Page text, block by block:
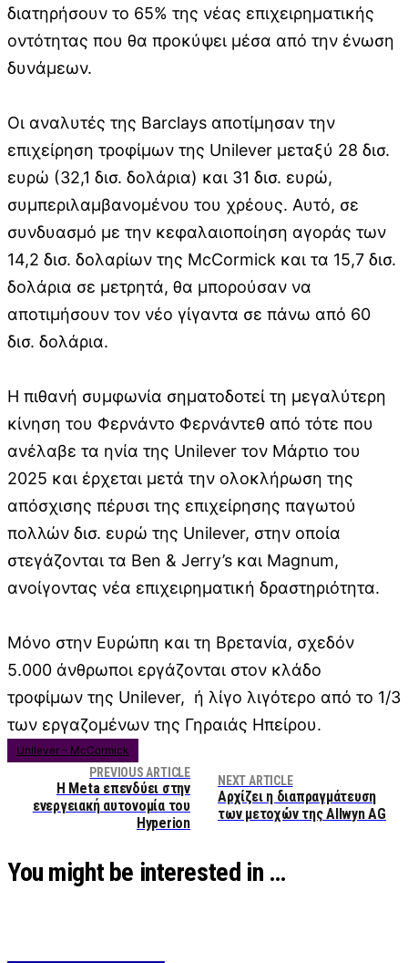
διατηρήσουν το 65% της νέας επιχειρηματικής
οντότητας που θα προκύψει μέσα από την ένωση
δυνάμεων.
Οι αναλυτές της Barclays αποτίμησαν την
επιχείρηση τροφίμων της Unilever μεταξύ 28 δισ.
ευρώ (32,1 δισ. δολάρια) και 31 δισ. ευρώ,
συμπεριλαμβανομένου του χρέους. Αυτό, σε
συνδυασμό με την κεφαλαιοποίηση αγοράς των
14,2 δισ. δολαρίων της McCormick και τα 15,7 δισ.
δολάρια σε μετρητά, θα μπορούσαν να
αποτιμήσουν τον νέο γίγαντα σε πάνω από 60
δισ. δολάρια.
Η πιθανή συμφωνία σηματοδοτεί τη μεγαλύτερη
κίνηση του Φερνάντο Φερνάντεθ από τότε που
ανέλαβε τα ηνία της Unilever τον Μάρτιο του
2025 και έρχεται μετά την ολοκλήρωση της
απόσχισης πέρυσι της επιχείρησης παγωτού
πολλών δισ. ευρώ της Unilever, στην οποία
στεγάζονται τα Ben & Jerry’s και Magnum,
ανοίγοντας νέα επιχειρηματική δραστηριότητα.
Μόνο στην Ευρώπη και τη Βρετανία, σχεδόν
5.000 άνθρωποι εργάζονται στον κλάδο
τροφίμων της Unilever, ή λίγο λιγότερο από το 1/3
των εργαζομένων της Γηραιάς Ηπείρου.
Unilever – McCormick
PREVIOUS ARTICLE
Η Meta επενδύει στην
ενεργειακή αυτονομία του
Hyperion
NEXT ARTICLE
Αρχίζει η διαπραγμάτευση
των μετοχών της Allwyn AG
You might be interested in …